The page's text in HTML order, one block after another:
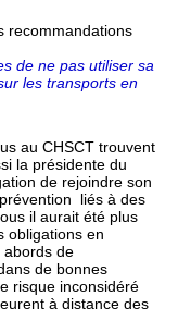
recommandations
de ne pas utiliser sa
les transports en
au CHSCT trouvent
la présidente du
de rejoindre son
liés à des
il aurait été plus
obligations en
abords de
de bonnes
risque inconsidéré
à distance des